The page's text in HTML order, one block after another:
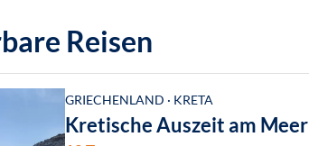
Reisen
GRIECHENLAND · KRETA
Kretische Auszeit am Meer